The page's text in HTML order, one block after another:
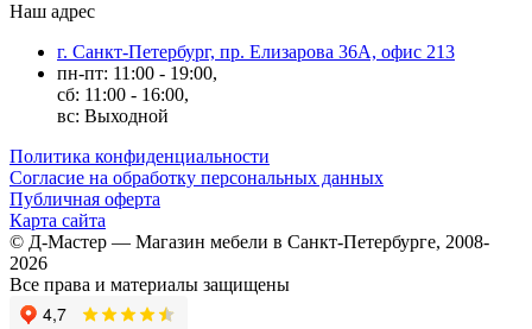
Наш адрес
г. Санкт-Петербург, пр. Елизарова 36А, офис 213
пн-пт: 11:00 - 19:00,
сб: 11:00 - 16:00,
вс: Выходной
Политика конфиденциальности
Согласие на обработку персональных данных
Публичная оферта
Карта сайта
© Д-Мастер — Магазин мебели в Санкт-Петербурге, 2008-
2026
Все права и материалы защищены